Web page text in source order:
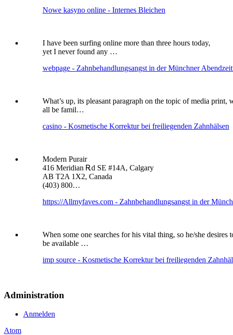
Nowe kasyno online - Internes Bleichen
I have been surfing online more than three hours today,
yet I never found any …
webpage - Zahnbehandlungsangst in der Münchner
What’s up, its pleasant paragraph on the topic of media print,
all be famil…
casino - Kosmetische Korrektur bei freiliegenden Zahnhälsen
Modern Purair
416 Meridian Ꭱd SE #14A, Calgary
AB T2A 1X2, Canada
(403) 800…
https://Allmyfaves.com - Zahnbehandlungsangst in der
When some one searches for his vital thing, so he/she desires
be available …
imp source - Kosmetische Korrektur bei freiliegenden
Administration
Anmelden
Atom